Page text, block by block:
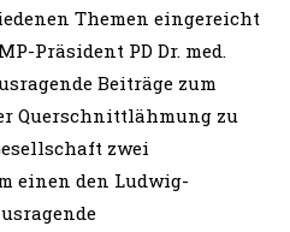
Themen eingereicht
Präsident PD Dr. med.
Beiträge zum
Querschnittlähmung zu
zwei
einen den Ludwig-